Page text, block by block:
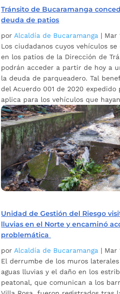
Tránsito de Bucaramanga
deuda de patios
porAlcaldía de Bucaramanga | Mar
Los ciudadanos cuyos vehículos
en los patios de la Dirección de
podrán acceder a partir de hoy a
la deuda de parqueadero. Tal
del Acuerdo 001 de 2020 expedido
aplica para los vehículos que
Unidad de Gestión del Riesgo
lluvias en el Norte y encaminó
problemática
por Alcaldía de Bucaramanga | Mar
El derrumbe de los muros
aguas lluvias y el daño en los
peatonal, que comunican a los